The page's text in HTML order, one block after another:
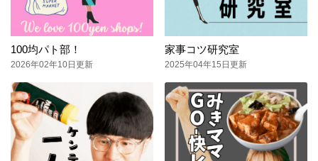
100均パト部！
2026年02年10日更新
家事コツ研究室
2025年04年15日更新